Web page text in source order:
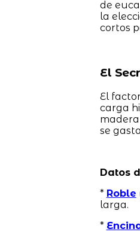
de
la
cortos
El
El
carga
se
Datos
* Roble
larga.
*